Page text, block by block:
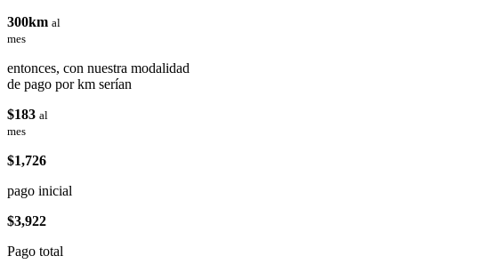
300km al
mes
entonces, con nuestra modalidad
de pago por km serían
$183 al
mes
$1,726
pago inicial
$3,922
Pago total